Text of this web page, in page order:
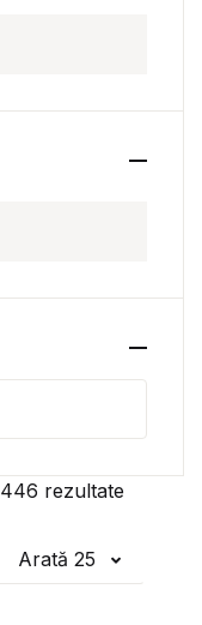
446 rezultate
Arată 25